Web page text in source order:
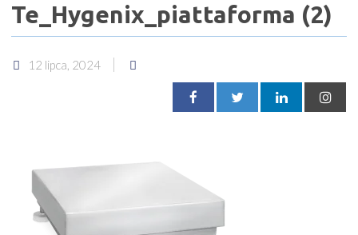
Te_Hygenix_piattaforma (2)
12 lipca, 2024